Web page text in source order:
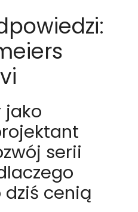
jako
serii
dziś cenią